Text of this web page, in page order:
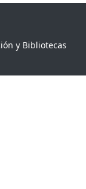
y Bibliotecas